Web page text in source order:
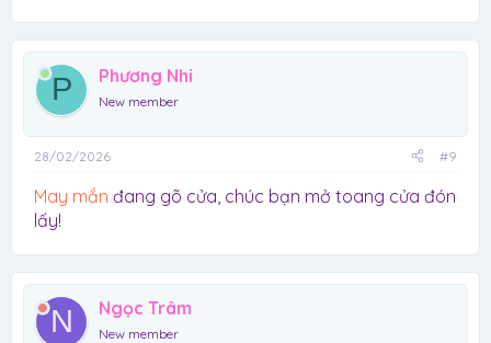
P Phương Nhi
New member
28/02/2026 #9
May mắn đang gõ cửa, chúc bạn mở toang cửa đón
lấy!
N Ngọc Trâm
New member